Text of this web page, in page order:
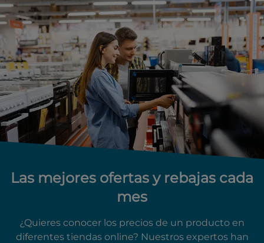
Las mejores ofertas y rebajas cada
mes
¿Quieres conocer los precios de un producto en
diferentes tiendas online? Nuestros expertos han